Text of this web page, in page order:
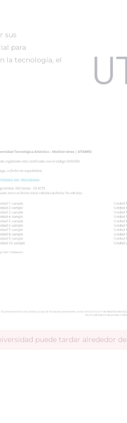
sus
para
la tecnología, el
puede tardar alrededor de